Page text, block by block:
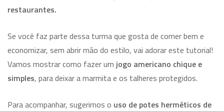
restaurantes.
Se você faz parte dessa turma que gosta de comer bem e
economizar, sem abrir mão do estilo, vai adorar este tutorial!
Vamos mostrar como fazer um jogo americano chique e
simples, para deixar a marmita e os talheres protegidos.
Para acompanhar, sugerimos o uso de potes herméticos de